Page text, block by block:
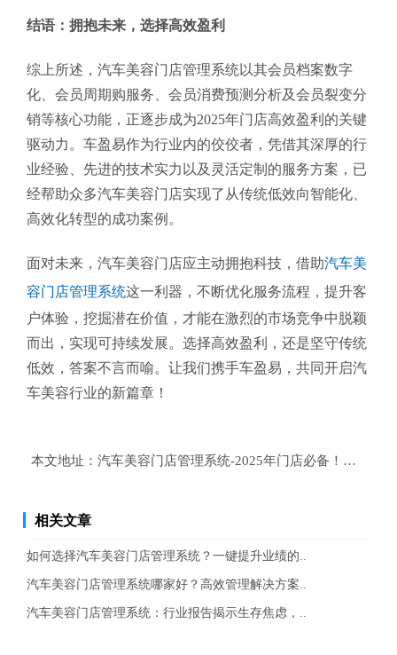
结语：拥抱未来，选择高效盈利
综上所述，汽车美容门店管理系统以其会员档案数字
化、会员周期购服务、会员消费预测分析及会员裂变分
销等核心功能，正逐步成为2025年门店高效盈利的关键
驱动力。车盈易作为行业内的佼佼者，凭借其深厚的行
业经验、先进的技术实力以及灵活定制的服务方案，已
经帮助众多汽车美容门店实现了从传统低效向智能化、
高效化转型的成功案例。
面对未来，汽车美容门店应主动拥抱科技，借助汽车美
容门店管理系统这一利器，不断优化服务流程，提升客
户体验，挖掘潜在价值，才能在激烈的市场竞争中脱颖
而出，实现可持续发展。选择高效盈利，还是坚守传统
低效，答案不言而喻。让我们携手车盈易，共同开启汽
车美容行业的新篇章！
本文地址： 汽车美容门店管理系统-2025年门店必备！高效盈
相关文章
如何选择汽车美容门店管理系统？一键提升业绩的..
汽车美容门店管理系统哪家好？高效管理解决方案..
汽车美容门店管理系统：行业报告揭示生存焦虑，..